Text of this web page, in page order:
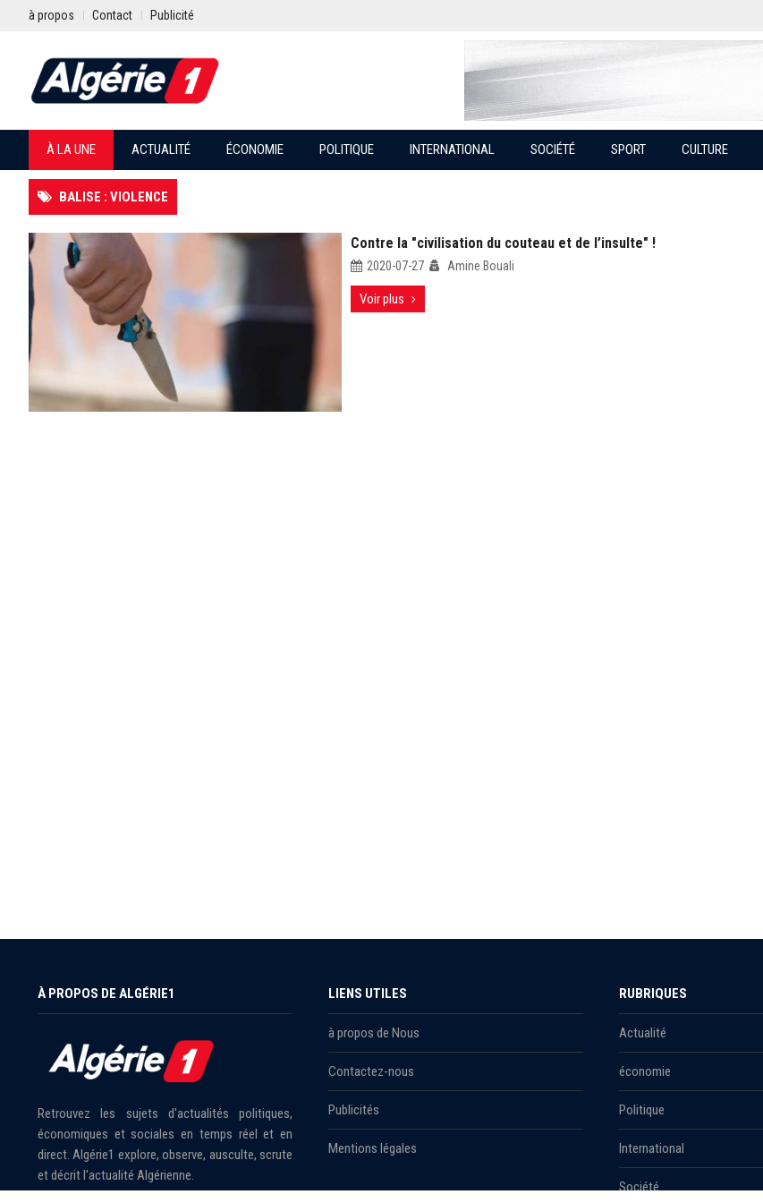
à propos Contact Publicité
À LA UNE ACTUALITÉ ÉCONOMIE POLITIQUE INTERNATIONAL SOCIÉTÉ SPORT CULTURE
BALISE : VIOLENCE
Contre la "civilisation du couteau et de l’insulte" !
2020-07-27 Amine Bouali
Voir plus
À PROPOS DE ALGÉRIE1
Retrouvez les sujets d'actualités politiques,
économiques et sociales en temps réel et en
direct. Algérie1 explore, observe, ausculte, scrute
et décrit l'actualité Algérienne.
LIENS UTILES
à propos de Nous
Contactez-nous
Publicités
Mentions légales
RUBRIQUES
Actualité
économie
Politique
International
Société